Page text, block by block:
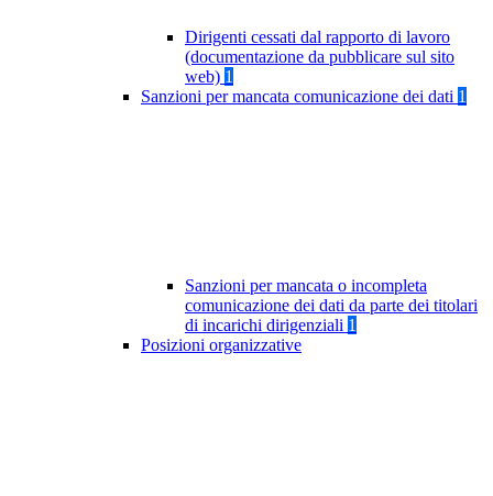
Dirigenti cessati dal rapporto di lavoro
(documentazione da pubblicare sul sito
web) 1
Sanzioni per mancata comunicazione dei dati 1
Sanzioni per mancata o incompleta
comunicazione dei dati da parte dei titolari
di incarichi dirigenziali 1
Posizioni organizzative